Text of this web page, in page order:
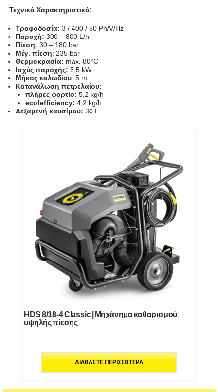
Τεχνικά Χαρακτηριστικά:
Τροφοδοσία: 3 / 400 / 50 Ph/V/Hz
Παροχή: 300 – 800 L/h
Πίεση: 30 – 180 bar
Μέγ. πίεση: 235 bar
Θερμοκρασία: max. 80°C
Ισχύς παροχής: 5,5 kW
Μήκος καλωδίου: 5 m
Κατανάλωση πετρελαίου:
πλήρες φορτίο: 5,2 kg/h
eco!efficiency: 4,2 kg/h
Δεξαμενή καυσίμου: 30 L
HDS 8/18-4 Classic | Μηχάνημα καθαρισμού
υψηλής πίεσης
ΔΙΑΒΆΣΤΕ ΠΕΡΙΣΣΌΤΕΡΑ